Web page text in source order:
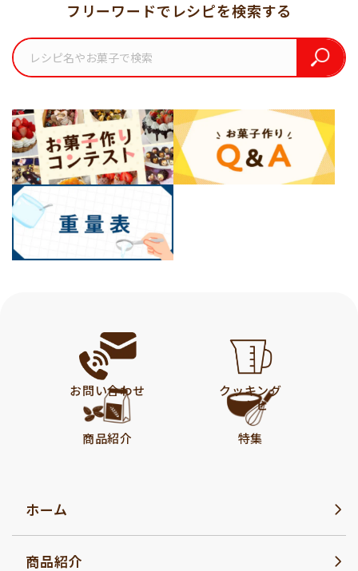
フリーワードでレシピを検索する
お問い合わせ
クッキング
レシピ
商品紹介
特集
ホーム
商品紹介